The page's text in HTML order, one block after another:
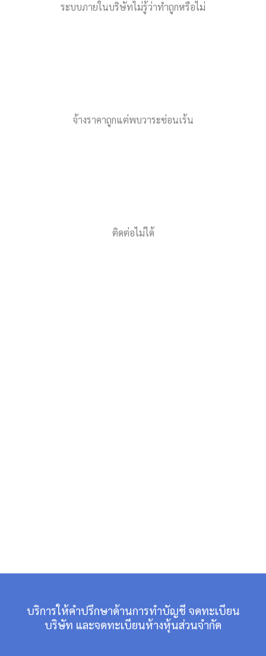
ระบบภายในบริษัทไม่รู้ว่าทำถูกหรือไม่
จ้างราคาถูกแต่พบวาระซ่อนเร้น
ติดต่อไม่ได้
บริการให้คำปรึกษาด้านการทำบัญชี จดทะเบียน
บริษัท และจดทะเบียนห้างหุ้นส่วนจำกัด